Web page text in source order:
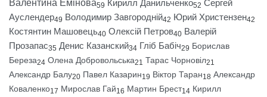
Валентина Емінова59 Кирилл Данильченко52 Сергей
Ауслендер49 Володимир Завгородній42 Юрий Христензен42
Костянтин Машовець40 Олексій Петров40 Валерій
Прозапас35 Денис Казанский34 Гліб Бабіч29 Борислав
Береза24 Олена Добровольська21 Тарас Чорновіл21
Александр Балу20 Павел Казарин19 Віктор Таран18 Александр
Коваленко17 Мирослав Гай16 Мартин Брест14 Кирилл